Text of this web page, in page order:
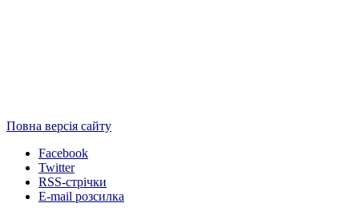
Повна версія сайту
Facebook
Twitter
RSS-стрічки
E-mail розсилка